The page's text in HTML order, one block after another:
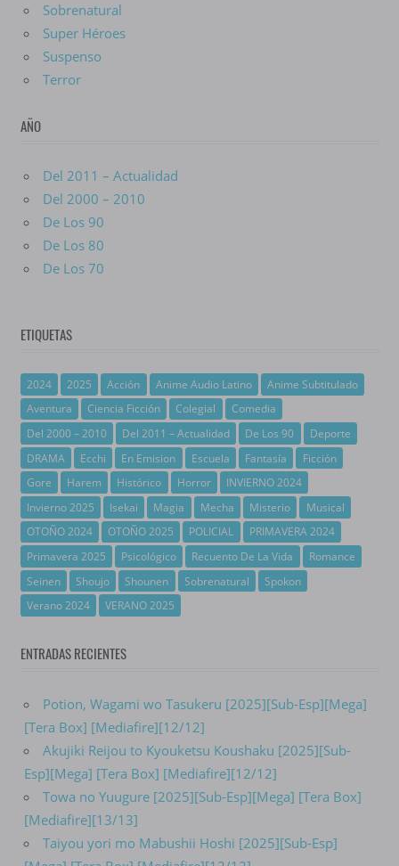
Sobrenatural
Super Héroes
Suspenso
Terror
AÑO
Del 2011 – Actualidad
Del 2000 – 2010
De Los 90
De Los 80
De Los 70
ETIQUETAS
2024 2025 Acción Anime Audio Latino
Anime Subtitulado
Aventura
Ciencia Ficción Colegial
Comedia
Del 2000 – 2010
Del 2011 – Actualidad De Los 90
Deporte
DRAMA
Ecchi En Emision Escuela Fantasía
Ficción
Gore
Harem Histórico Horror
INVIERNO 2024
Invierno 2025
Isekai Magia Mecha Misterio
Musical
OTOÑO 2024
OTOÑO 2025 POLICIAL
PRIMAVERA 2024
Primavera 2025
Psicológico Recuento De La Vida
Romance
Seinen
Shoujo Shounen Sobrenatural
Spokon
Verano 2024
VERANO 2025
ENTRADAS RECIENTES
Potion, Wagami wo Tasukeru [2025][Sub-Esp][Mega]
[Tera Box] [Mediafire][12/12]
Akujiki Reijou to Kyouketsu Koushaku [2025][Sub-
Esp][Mega] [Tera Box] [Mediafire][12/12]
Towa no Yuugure [2025][Sub-Esp][Mega] [Tera Box]
[Mediafire][13/13]
Taiyou yori mo Mabushii Hoshi [2025][Sub-Esp]